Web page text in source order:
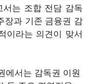
서는 조합 전담 감독
장과 기존 금융권 감
이라는 의견이 맞서
에서는 감독권 이원